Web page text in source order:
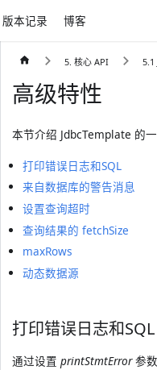
版本记录 博客
5. 核心 API
高级特性
本节介绍 JdbcTemplate 的
打印错误日志和SQL
来自数据库的警告消息
设置查询超时
查询结果的 fetchSize
maxRows
动态数据源
打印错误日志和SQL
通过设置 printStmtError参数